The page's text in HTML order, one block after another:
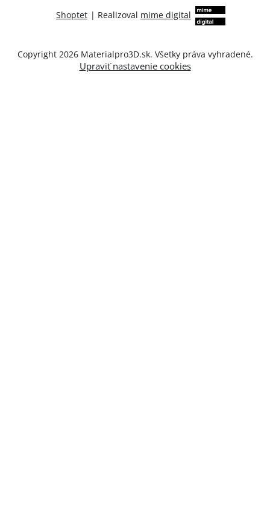
Shoptet | Realizoval mime digital
Copyright 2026 Materialpro3D.sk. Všetky práva vyhradené.
Upraviť nastavenie cookies